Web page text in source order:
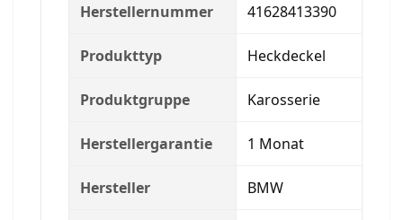
Herstellernummer 41628413390
Produkttyp Heckdeckel
Produktgruppe Karosserie
Herstellergarantie 1 Monat
Hersteller BMW